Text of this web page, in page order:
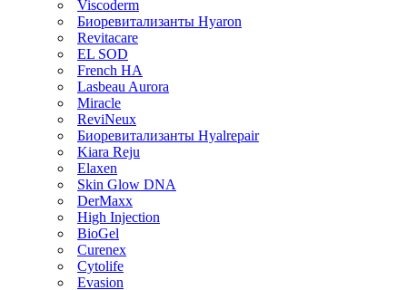
Viscoderm
Биоревитализанты Hyaron
Revitacare
EL SOD
French HA
Lasbeau Aurora
Miracle
ReviNeux
Биоревитализанты Hyalrepair
Kiara Reju
Elaxen
Skin Glow DNA
DerMaxx
High Injection
BioGel
Curenex
Cytolife
Evasion